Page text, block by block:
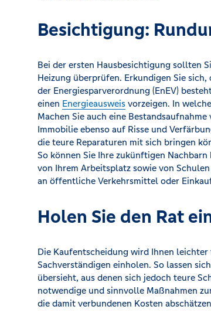
Besichtigung:
Bei der ersten Hausbesichtigung sollten
Heizung überprüfen. Erkundigen Sie sich,
der Energiesparverordnung (EnEV)
einen Energieausweis vorzeigen. In
Machen Sie auch eine
Immobilie ebenso auf Risse und
die teure Reparaturen mit sich bringen
So können Sie Ihre zukünftigen
von Ihrem Arbeitsplatz sowie von
an öffentliche Verkehrsmittel oder
Holen Sie den Rat
Die Kaufentscheidung wird Ihnen
Sachverständigen einholen. So lassen
übersieht, aus denen sich jedoch teure
notwendige und sinnvolle Maßnahmen
die damit verbundenen Kosten